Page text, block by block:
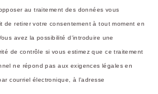
au traitement des données vous
de retirer votre consentement à tout moment en
avez la possibilité d'introduire une
de contrôle si vous estimez que ce traitement
ne répond pas aux exigences légales en
courriel électronique, à l’adresse
LES SERVICES DEOKKO
Réception ouverte
24h/24
OKKO Hotels Paris Gare de l'Est